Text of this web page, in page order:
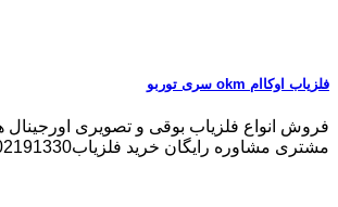
فلزیاب اوکاام okm سری توربو
فروش انواع فلزیاب بوقی و تصویری
مشتری مشاوره رایگان خرید فلزیاب09102191330